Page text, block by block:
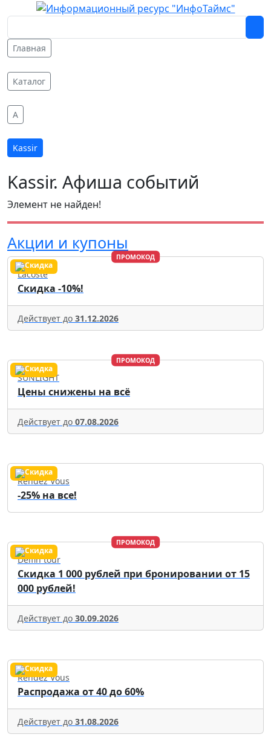
Главная
Каталог
A
Kassir
Kassir. Афиша событий
Элемент не найден!
Акции и купоны
ПРОМОКОД
Lacoste
Скидка -10%!
Действует до 31.12.2026
ПРОМОКОД
SUNLIGHT
Цены снижены на всё
Действует до 07.08.2026
Rendez Vous
-25% на все!
ПРОМОКОД
Delfin tour
Скидка 1 000 рублей при бронировании от 15
000 рублей!
Действует до 30.09.2026
Rendez Vous
Распродажа от 40 до 60%
Действует до 31.08.2026